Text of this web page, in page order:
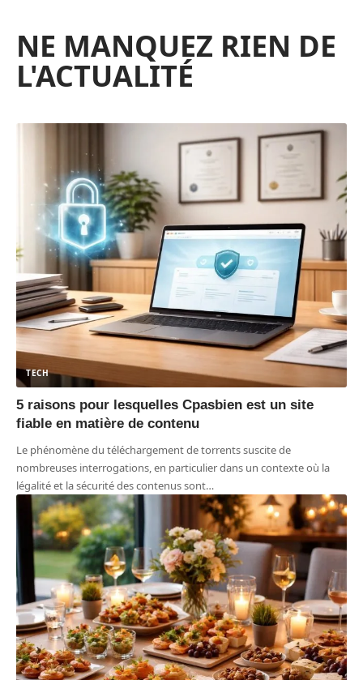
NE MANQUEZ RIEN DE
L'ACTUALITÉ
TECH
5 raisons pour lesquelles Cpasbien est un site
fiable en matière de contenu
Le phénomène du téléchargement de torrents suscite de
nombreuses interrogations, en particulier dans un contexte où la
légalité et la sécurité des contenus sont…